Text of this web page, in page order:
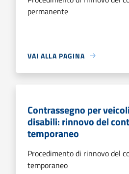
permanente
VAI ALLA PAGINA
Contrassegno per
disabili: rinnovo del
temporaneo
Procedimento di rinnovo del
temporaneo